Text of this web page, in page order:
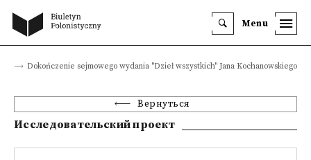
Menu
Dokończenie sejmowego wydania "Dzieł wszystkich" Jana Kochanowskiego
Вернуться
Исследовательский проект